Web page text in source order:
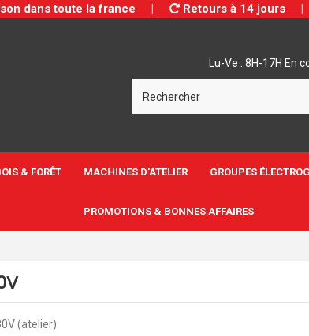
dans toute la france | Retours à 14 jours |
Lu-Ve : 8H-17H En
& FORÊT MACHINES D'ATELIER GROUPES
PROMOTIONS & BONNES AFFAIRES
(atelier)